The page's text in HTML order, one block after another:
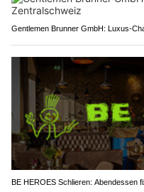
Gentlemen Brunner GmbH: Luxus-
BE HEROES Schlieren: Abendessen